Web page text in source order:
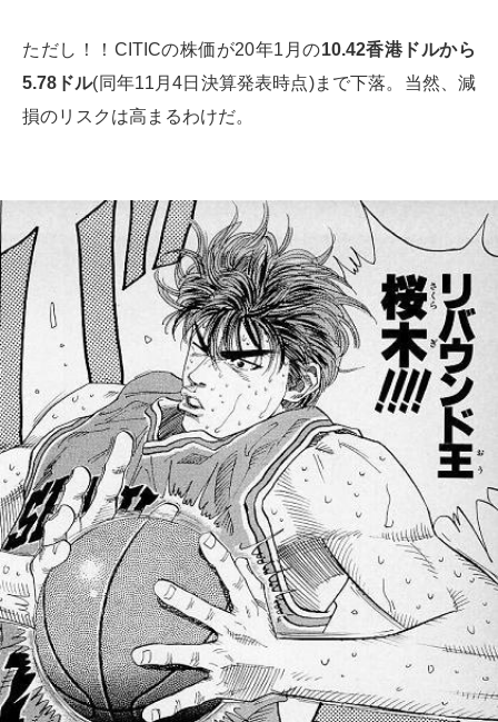
ただし！！CITICの株価が20年1月の10.42香港ドルから
5.78 ドル(同年11月4日決算発表時点)まで下落。当然、減
損のリスクは高まるわけだ。